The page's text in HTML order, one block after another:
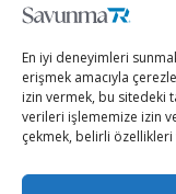
En iyi deneyimleri
erişmek amacıyla
izin vermek, bu sitedeki
verileri işlememize izin
çekmek, belirli